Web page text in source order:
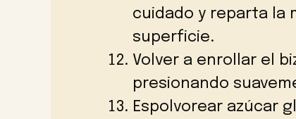
cuidado y reparta la
superficie.
Volver a enrollar el
presionando
Espolvorear azúcar